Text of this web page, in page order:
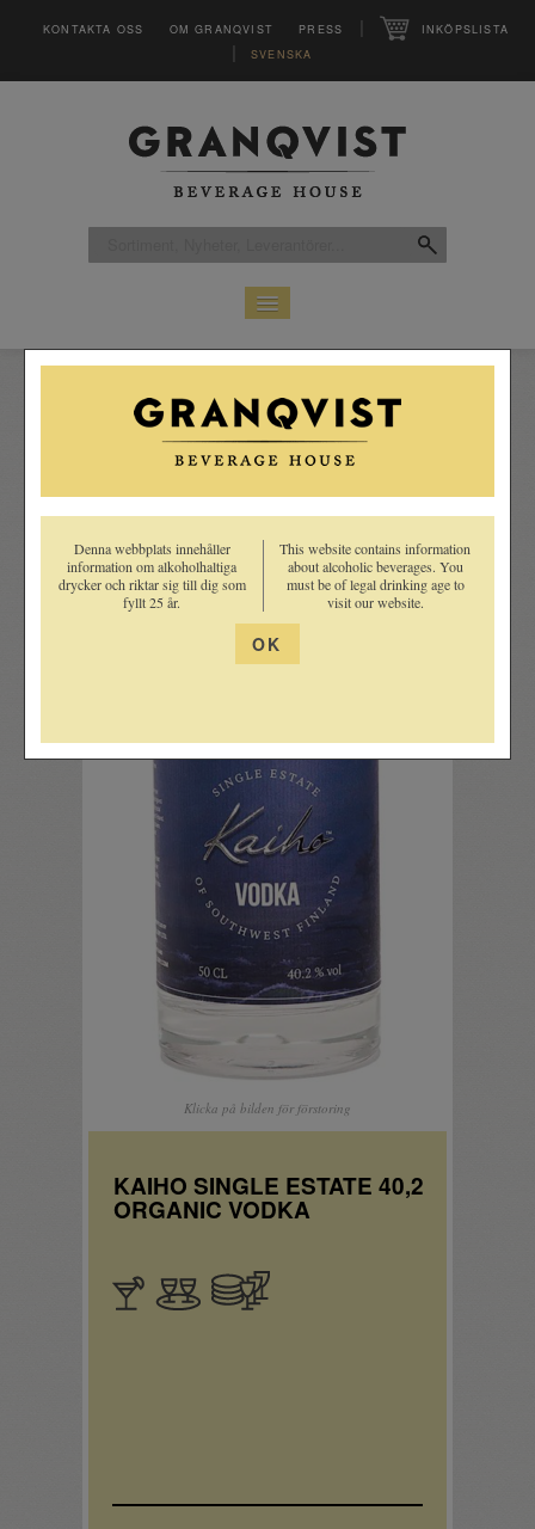
KONTAKTA OSS OM GRANQVIST PRESS | INKÖPSLISTA
| SVENSKA
HEM
SORTIMENT
LEVERANTÖRER
CLUB
MAGASINET VINFO
INSPIRATION
Klicka på bilden för förstoring
KAIHO SINGLE ESTATE 40,2
ORGANIC VODKA
Denna webbplats innehåller
information om alkoholhaltiga
drycker och riktar sig till dig som
fyllt 25 år.
This website contains information
about alcoholic beverages. You
must be of legal drinking age to
visit our website.
OK